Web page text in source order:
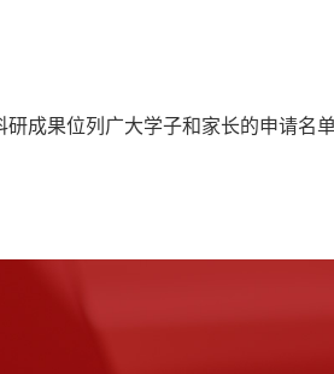
成果位列广大学子和家长的申请名单